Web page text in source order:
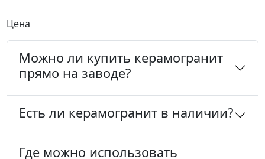
Цена
Можно ли купить керамогранит
прямо на заводе?
Есть ли керамогранит в наличии?
Где можно использовать